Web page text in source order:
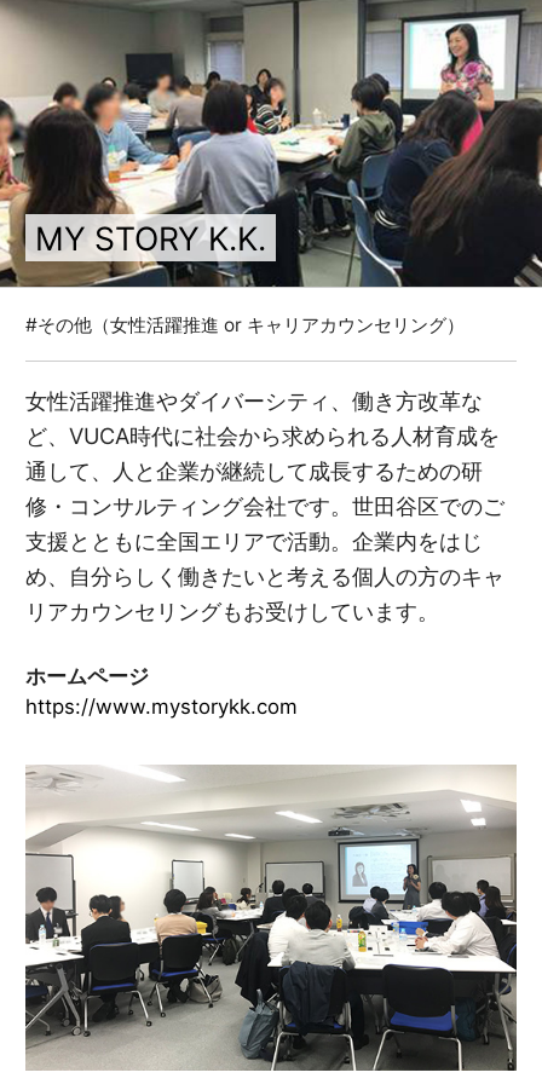
MY STORY K.K.
#その他（女性活躍推進 or キャリアカウンセリング）
女性活躍推進やダイバーシティ、働き方改革な
ど、VUCA時代に社会から求められる人材育成を
通して、人と企業が継続して成長するための研
修・コンサルティング会社です。世田谷区でのご
支援とともに全国エリアで活動。企業内をはじ
め、自分らしく働きたいと考える個人の方のキャ
リアカウンセリングもお受けしています。
ホームページ
https://www.mystorykk.com